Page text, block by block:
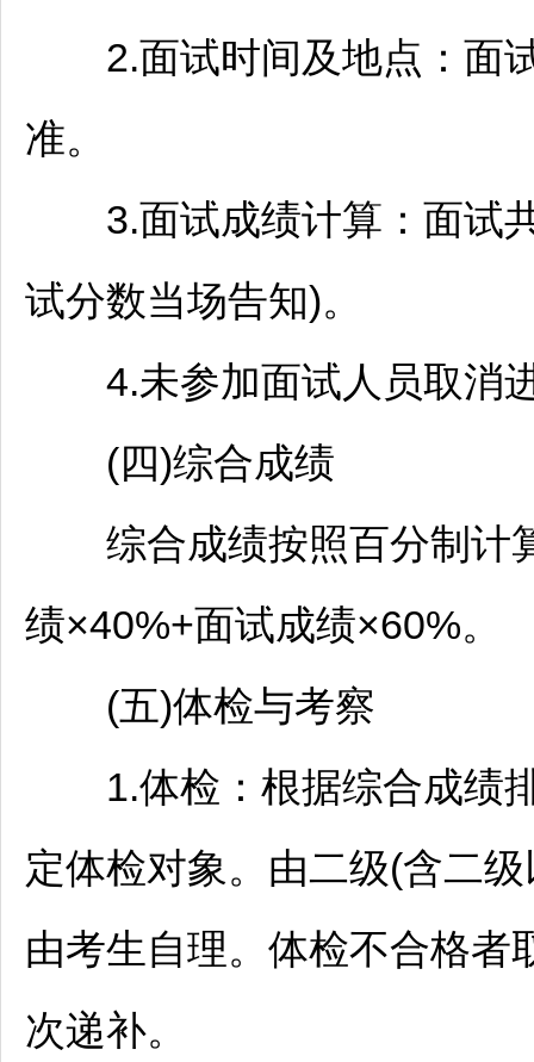
2.面试时间及地点：面试
准。
3.面试成绩计算：面试共
试分数当场告知)。
4.未参加面试人员取消
(四)综合成绩
综合成绩按照百分制计
绩×40%+面试成绩×60%。
(五)体检与考察
1.体检：根据综合成绩
定体检对象。由二级(含二
由考生自理。体检不合格者
次递补。